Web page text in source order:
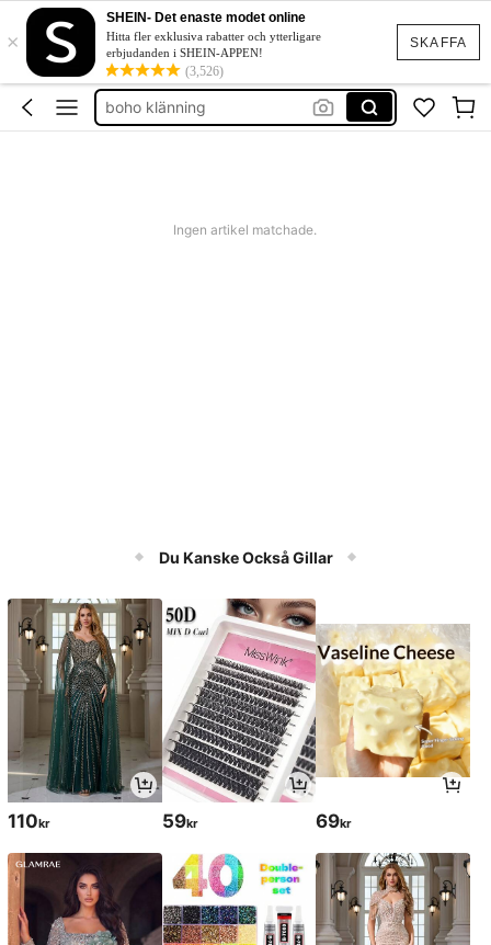
SKAFFA
×
SHEIN- Det enaste modet online
Hitta fler exklusiva rabatter och ytterligare
erbjudanden i SHEIN-APPEN!
(3,526)
western outfit women
squishies
festklänning bröllop
boho klänning
Ingen artikel matchade.
Du Kanske Också Gillar
110kr 59kr 69kr